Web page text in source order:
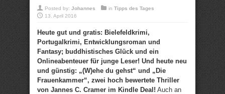
Posted by: Johannes in Tipps des Tages
13. April 2016
Heute gut und gratis: Bielefeldkrimi,
Portugalkrimi, Entwicklungsroman und
Fantasy; buddhistisches Glück und ein
Onlineabenteuer für junge Leser! Und heute neu
und günstig: „(W)ehe du gehst“ und „Die
Frauenkammer“, zwei hoch bewertete Thriller
von Jannes C. Cramer im Kindle Deal! Auch an